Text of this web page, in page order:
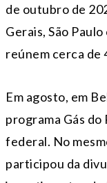
de outubro de
Gerais, São
reúnem cerca de
Em agosto, em
programa Gás
federal. No
participou da